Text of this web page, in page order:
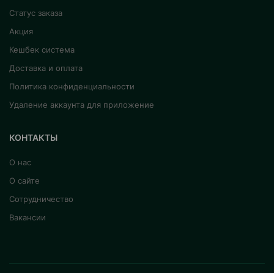
Статус заказа
Акция
Кешбек система
Доставка и оплата
Политика конфиденциальности
Удаление аккаунта для приложение
КОНТАКТЫ
О нас
О сайте
Сотрудничество
Вакансии